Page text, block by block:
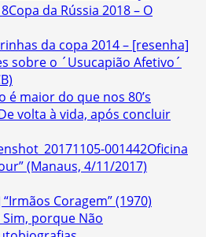
Copa da Rússia 2018 – O
da copa 2014 – [resenha]
sobre o ´Usucapião Afetivo´
é maior do que nos 80’s
volta à vida, após concluir
Oficina
(Manaus, 4/11/2017)
Coragem” (1970)
Sim, porque Não